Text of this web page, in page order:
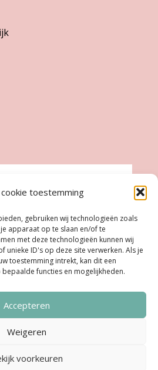
toestemming
gebruiken wij technologieën zoals
apparaat op te slaan en/of te
met deze technologieën kunnen wij
unieke ID's op deze site verwerken. Als je
toestemming intrekt, kan dit een
functies en mogelijkheden.
Accepteren
Weigeren
voorkeuren
- 17:00 uur